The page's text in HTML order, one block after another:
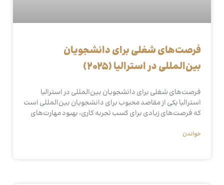
فرصت‌های شغلی برای دانشجویان
بین‌المللی در استرالیا (2025)
فرصت‌های شغلی برای دانشجویان بین‌المللی در استرالیا
استرالیا یکی از مقاصد محبوب برای دانشجویان بین‌المللی است
که فرصت‌های زیادی برای کسب تجربه کاری، بهبود مهارت‌های
خواندن